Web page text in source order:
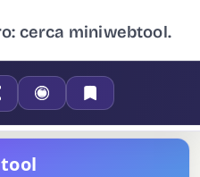
cerca miniwebtool.